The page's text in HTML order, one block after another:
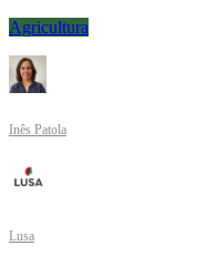
Agricultura
Inês Patola
Lusa